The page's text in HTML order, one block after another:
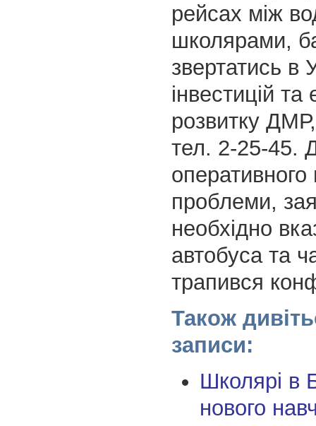
рейсах між
школярами,
звертатись в
інвестицій та
розвитку
тел. 2-25-45.
проблеми,
необхідно
автобуса та
трапився
Також
записи:
Школярі в
нового